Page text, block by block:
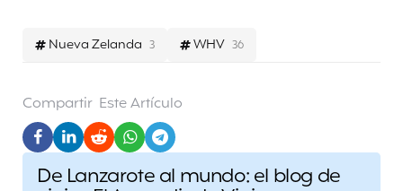
Nueva Zelanda 3 WHV 36
Compartir Este Artículo
Post
De Lanzarote al mundo: el blog de